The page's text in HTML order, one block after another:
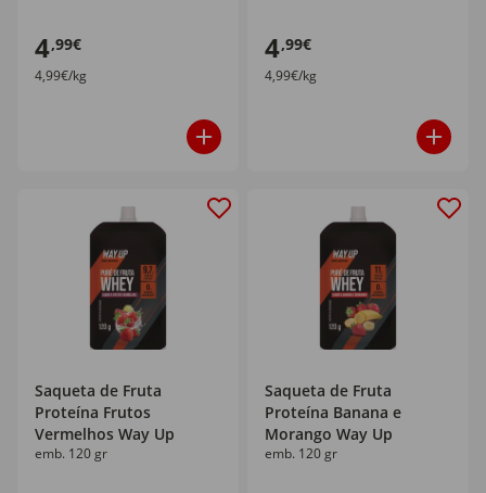
4,99€
4,99€/kg
4,99€
4,99€/kg
Saqueta de Fruta
Proteína Frutos
Vermelhos Way Up
emb. 120 gr
Saqueta de Fruta
Proteína Banana e
Morango Way Up
emb. 120 gr